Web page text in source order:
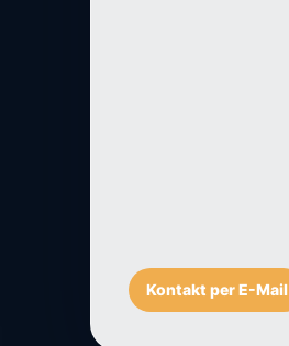
Kontakt per E-Mail